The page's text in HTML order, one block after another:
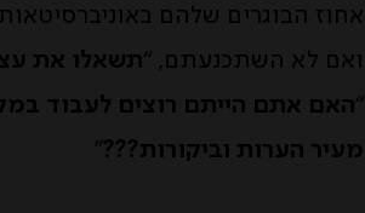
אחוז הבוגרים שלהם
ואם לא השתכנעתם, “תשאלו את
“האם אתם הייתם רוצים לעבוד
מעיר הערות וביקורות???”